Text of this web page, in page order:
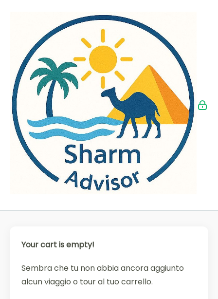
Your cart is empty!
Sembra che tu non abbia ancora aggiunto
alcun viaggio o tour al tuo carrello.